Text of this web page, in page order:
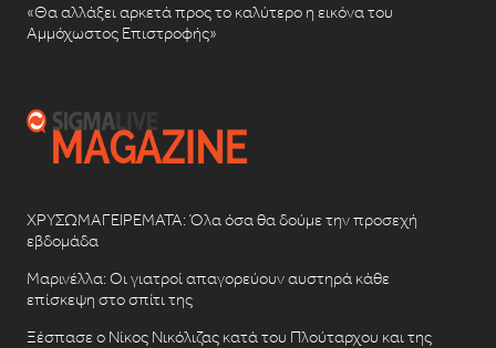
«Θα αλλάξει αρκετά προς το καλύτερο η εικόνα του
Αμμόχωστος Επιστροφής»
ΧΡΥΣΩΜΑΓΕΙΡΕΜΑΤΑ: Όλα όσα θα δούμε την προσεχή
εβδομάδα
Μαρινέλλα: Οι γιατροί απαγορεύουν αυστηρά κάθε
επίσκεψη στο σπίτι της
Ξέσπασε ο Νίκος Νικόλιζας κατά του Πλούταρχου και της